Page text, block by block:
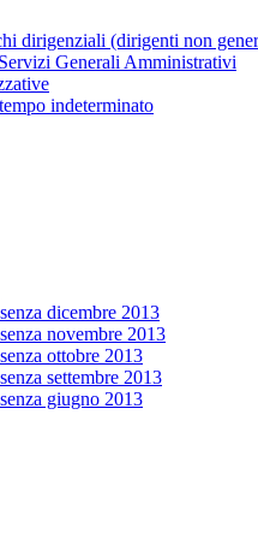
dirigenziali (dirigenti non
Generali Amministrativi
indeterminato
dicembre 2013
novembre 2013
ottobre 2013
settembre 2013
giugno 2013